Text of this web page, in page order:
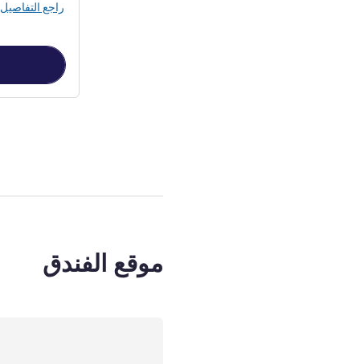
راجع التفاصيل
موقع الفندق